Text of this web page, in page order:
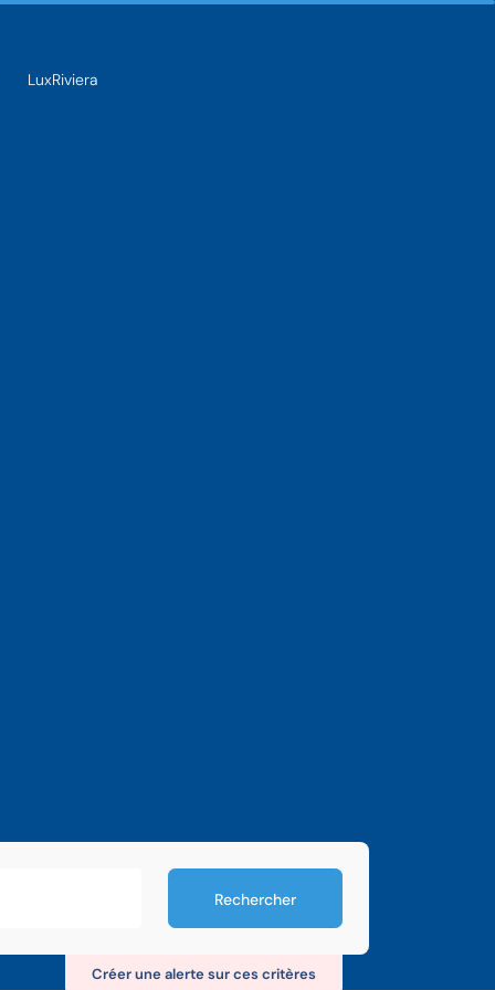
LuxRiviera
Rechercher
Créer une alerte sur ces critères